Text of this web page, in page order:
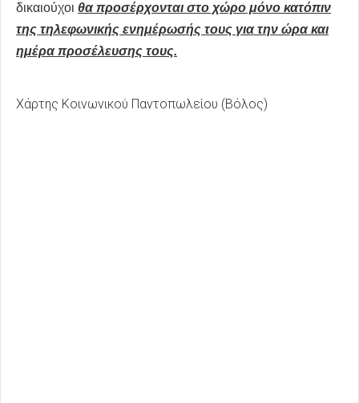
δικαιούχοι θα προσέρχονται στο χώρο μόνο κατόπιν
της τηλεφωνικής ενημέρωσής τους για την ώρα και
ημέρα προσέλευσης τους.
Χάρτης Κοινωνικού Παντοπωλείου (Βόλος)